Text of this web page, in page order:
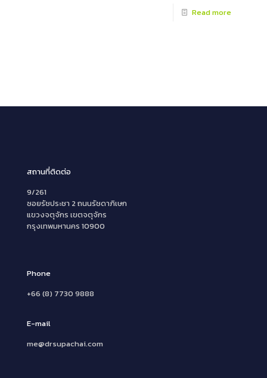
Read more
สถานที่ติดต่อ
9/261
ซอยรัชประชา 2 ถนนรัชดาภิเษก
แขวงจตุจักร เขตจตุจักร
กรุงเทพมหานคร 10900
Phone
+66 (8) 7730 9888
E-mail
me@drsupachai.com